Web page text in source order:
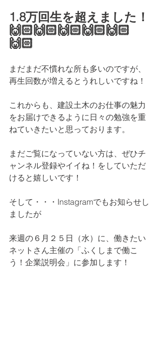
1.8万回生を超えました！
🙌🏻🙌🏻🙌🏻🙌🏻🙌🏻
🙌🏻
まだまだ不慣れな所も多いのですが、
再生回数が増えるとうれしいですね！
これからも、建設土木のお仕事の魅力
をお届けできるように日々の勉強を重
ねていきたいと思っております。
まだご覧になっていない方は、ぜひチ
ャンネル登録やイイね！をしていただ
けると嬉しいです！
そして・・・Instagramでもお知らせし
ましたが
来週の６月２５日（水）に、働きたい
ネットさん主催の「ふくしまで働こ
う！企業説明会」に参加します！